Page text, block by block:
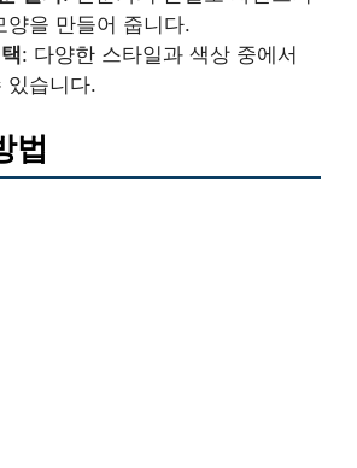
양을 만들어 줍니다.
: 다양한 스타일과 색상 중에서
있습니다.
법